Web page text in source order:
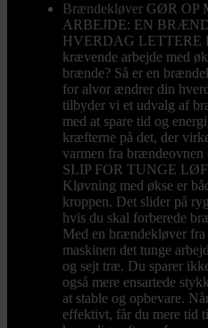
Brændekløver GØR OP
ARBEJDE: EN
HVERDAG LETTERE
krævende arbejde med
brænde? Så er en
for alvor ændrer din
tilbyder vi et udvalg af
med at spare tid og
kræfterne på det, der
varmen fra
SLIP FOR TUNGE
Kløvning med økse er
kroppen. Det slider på
hvis du skal forberede
Med en brændekløver
maskinen det tunge
og sejt træ. Du sparer
også mere ensartede
at stable og opbevare.
effektivt, får du mere tid